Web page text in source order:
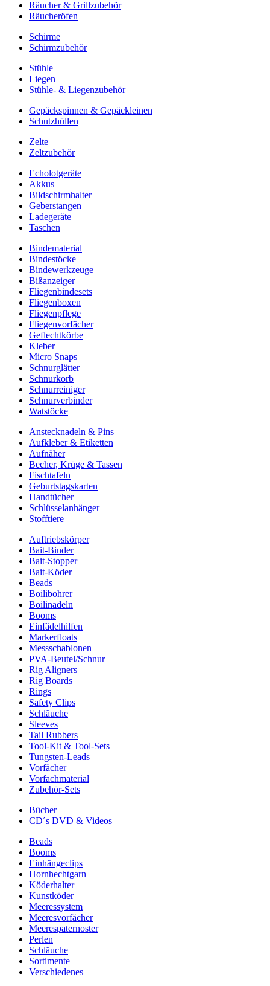
Räucher & Grillzubehör
Räucheröfen
Schirme
Schirmzubehör
Stühle
Liegen
Stühle- & Liegenzubehör
Gepäckspinnen & Gepäckleinen
Schutzhüllen
Zelte
Zeltzubehör
Echolotgeräte
Akkus
Bildschirmhalter
Geberstangen
Ladegeräte
Taschen
Bindematerial
Bindestöcke
Bindewerkzeuge
Bißanzeiger
Fliegenbindesets
Fliegenboxen
Fliegenpflege
Fliegenvorfächer
Geflechtkörbe
Kleber
Micro Snaps
Schnurglätter
Schnurkorb
Schnurreiniger
Schnurverbinder
Watstöcke
Anstecknadeln & Pins
Aufkleber & Etiketten
Aufnäher
Becher, Krüge & Tassen
Fischtafeln
Geburtstagskarten
Handtücher
Schlüsselanhänger
Stofftiere
Auftriebskörper
Bait-Binder
Bait-Stopper
Bait-Köder
Beads
Boilibohrer
Boilinadeln
Booms
Einfädelhilfen
Markerfloats
Messschablonen
PVA-Beutel/Schnur
Rig Aligners
Rig Boards
Rings
Safety Clips
Schläuche
Sleeves
Tail Rubbers
Tool-Kit & Tool-Sets
Tungsten-Leads
Vorfächer
Vorfachmaterial
Zubehör-Sets
Bücher
CD´s DVD & Videos
Beads
Booms
Einhängeclips
Hornhechtgarn
Köderhalter
Kunstköder
Meeressystem
Meeresvorfächer
Meerespaternoster
Perlen
Schläuche
Sortimente
Verschiedenes